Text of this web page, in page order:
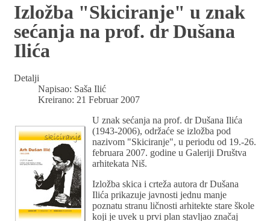
Izložba "Skiciranje" u znak
sećanja na prof. dr Dušana
Ilića
Detalji
Napisao: Saša Ilić
Kreirano: 21 Februar 2007
U znak sećanja na prof. dr Dušana Ilića
(1943-2006), održaće se izložba pod
nazivom "Skiciranje", u periodu od 19.-26.
februara 2007. godine u Galeriji Društva
arhitekata Niš.
Izložba skica i crteža autora dr Dušana
Ilića prikazuje javnosti jednu manje
poznatu stranu ličnosti arhitekte stare škole
koji je uvek u prvi plan stavljao značaj